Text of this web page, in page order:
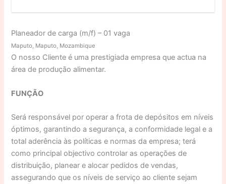
Planeador de carga (m/f) – 01 vaga
Maputo, Maputo, Mozambique
O nosso Cliente é uma prestigiada empresa que actua na
área de produção alimentar.
FUNÇÃO
Será responsável por operar a frota de depósitos em níveis
óptimos, garantindo a segurança, a conformidade legal e a
total aderência às políticas e normas da empresa; terá
como principal objectivo controlar as operações de
distribuição, planear e alocar pedidos de vendas,
assegurando que os níveis de serviço ao cliente sejam